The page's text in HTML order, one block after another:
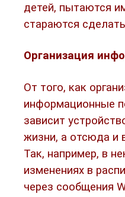
детей, пытаются
стараются
Организация
От того, как
информационные
зависит
жизни, а отсюда и
Так, например, в
изменениях в
через сообщения